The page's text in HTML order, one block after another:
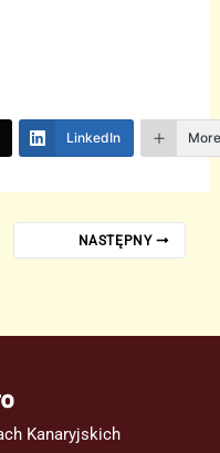
LinkedIn
NASTĘPNY
Kanaryjskich